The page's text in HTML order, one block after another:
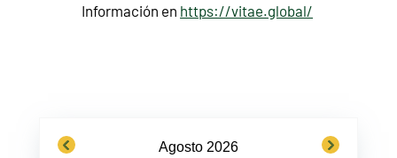
Información en https://vitae.global/
previous Agosto 2026 next